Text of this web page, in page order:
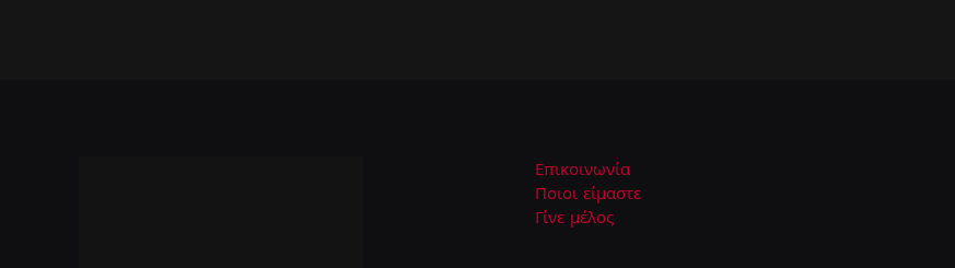
Επικοινωνία
Ποιοι είμαστε
Γίνε μέλος